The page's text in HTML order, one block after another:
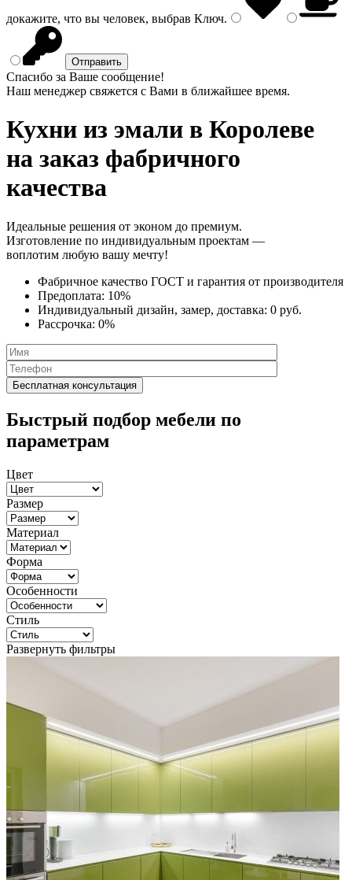
докажите, что вы человек, выбрав Ключ.
Спасибо за Ваше сообщение!
Наш менеджер свяжется с Вами в ближайшее время.
Кухни из эмали в Королеве
на заказ фабричного
качества
Идеальные решения от эконом до премиум.
Изготовление по индивидуальным проектам —
воплотим любую вашу мечту!
Фабричное качество ГОСТ и гарантия от производителя
Предоплата: 10%
Индивидуальный дизайн, замер, доставка: 0 руб.
Рассрочка: 0%
Быстрый подбор мебели по
параметрам
Цвет
Размер
Материал
Форма
Особенности
Стиль
Развернуть фильтры